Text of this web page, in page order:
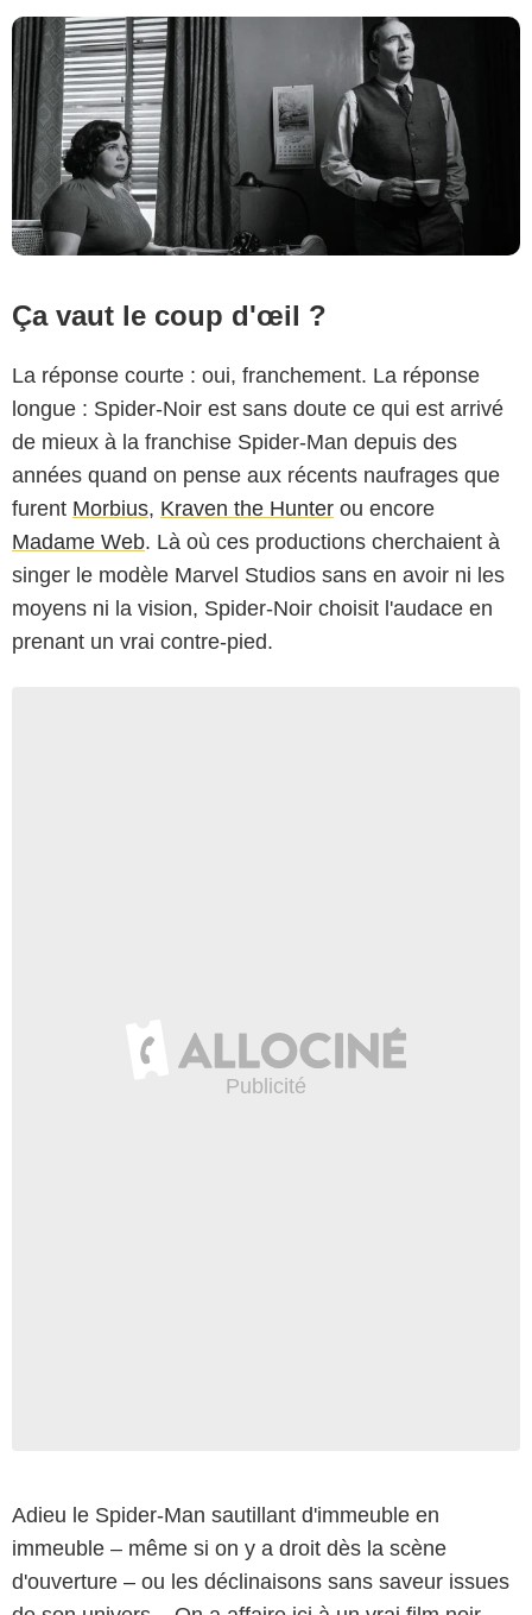
Ça vaut le coup d'œil ?
La réponse courte : oui, franchement. La réponse
longue : Spider-Noir est sans doute ce qui est arrivé
de mieux à la franchise Spider-Man depuis des
années quand on pense aux récents naufrages que
furent Morbius, Kraven the Hunter ou encore
Madame Web. Là où ces productions cherchaient à
singer le modèle Marvel Studios sans en avoir ni les
moyens ni la vision, Spider-Noir choisit l'audace en
prenant un vrai contre-pied.
Adieu le Spider-Man sautillant d'immeuble en
immeuble – même si on y a droit dès la scène
d'ouverture – ou les déclinaisons sans saveur issues